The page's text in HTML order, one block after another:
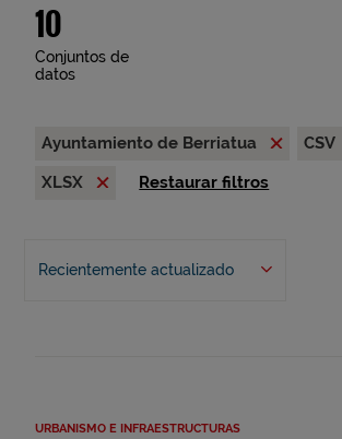
10
Conjuntos de
datos
Ayuntamiento de Berriatua
CSV
XLSX
Restaurar filtros
Recientemente actualizado
URBANISMO E INFRAESTRUCTURAS